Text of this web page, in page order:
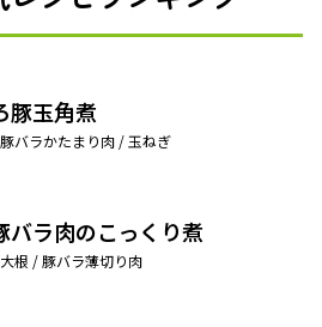
豚玉角煮
バラかたまり肉 / 玉ねぎ
バラ肉のこっくり煮
根 / 豚バラ薄切り肉